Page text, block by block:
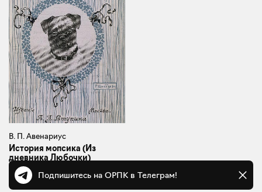
В. П. Авенариус
История мопсика (Из
дневника Любочки)
Москва, 1908
Подпишитесь на ОРПК в Телеграм!